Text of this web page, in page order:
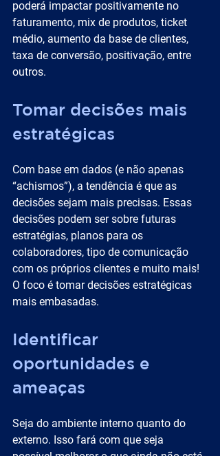
poderá impactar positivamente no
faturamento, mix de produtos, ticket
médio, aumento da base de clientes,
taxa de conversão, positivação, entre
outros.
Tomar decisões mais
estratégicas
Com base em dados (e não apenas
“achismos”), a tendência é que as
decisões sejam mais precisas. Essas
decisões podem ser sobre futuras
estratégias, planos para os
colaboradores, tipo de comunicação
com os próprios clientes e muito mais!
O foco é tomar decisões estratégicas
mais embasadas.
Identificar
oportunidades e
ameaças
Seja do ambiente interno quanto do
externo. Isso fará com que seja